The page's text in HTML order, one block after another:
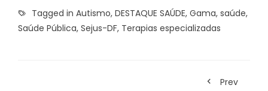
Tagged in Autismo, DESTAQUE SAÚDE, Gama, saúde,
Saúde Pública, Sejus-DF, Terapias especializadas
Prev